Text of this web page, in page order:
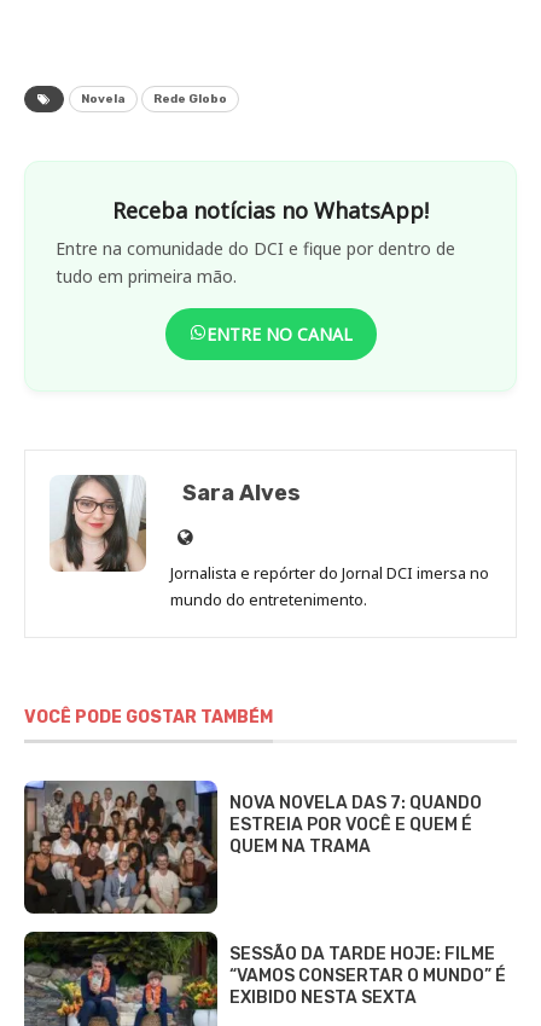
Novela Rede Globo
Receba notícias no WhatsApp!
Entre na comunidade do DCI e fique por dentro de
tudo em primeira mão.
ENTRE NO CANAL
Sara Alves
Site
de
Sara
Jornalista e repórter do Jornal DCI imersa no
mundo do entretenimento.
VOCÊ PODE GOSTAR TAMBÉM
NOVA NOVELA DAS 7: QUANDO
ESTREIA POR VOCÊ E QUEM É
QUEM NA TRAMA
SESSÃO DA TARDE HOJE: FILME
“VAMOS CONSERTAR O MUNDO” É
EXIBIDO NESTA SEXTA